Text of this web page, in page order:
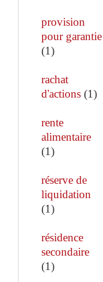
provision
pour garantie
(1)
rachat
d'actions (1)
rente
alimentaire
(1)
réserve de
liquidation
(1)
résidence
secondaire
(1)